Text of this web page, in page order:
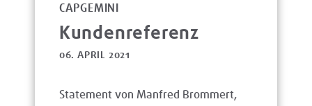
CAPGEMINI
Kundenreferenz
06. APRIL 2021
Statement von Manfred Brommert,